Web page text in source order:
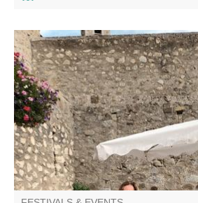
Within the ramparts of the fortified
ceramists from all over France will be
stoneware, porcelain, raku,